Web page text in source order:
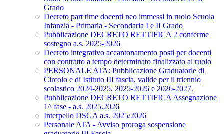
Grado
Decreto part time docenti neo immessi in ruolo Scuola
Infanzia - Primaria - Secondaria I e II Grado
Pubblicazione DECRETO RETTIFICA 2 conferme
sostegno a.s. 2025-2026
Decreto integrativo accantonamento posti per docenti
con contratto a tempo determinato finalizzato al ruolo
PERSONALE ATA: Pubblicazione Graduatorie di
Circolo e di Istituto III fascia, valide per il triennio
scolastico 2024-2025, 2025-2026 e 2026-2027.
Pubblicazione DECRETO RETTIFICA Assegnazione
1^ fase - a.s. 2025.2026
Interpello DSGA a.s. 2025/2026
Personale ATA - Avviso proroga sospensione